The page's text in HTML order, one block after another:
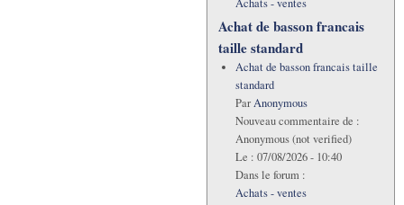
Achats - ventes
Achat de basson francais
taille standard
Achat de basson francais taille
standard
ParAnonymous
Nouveau commentaire de :
Anonymous (not verified)
Le : 07/08/2026 - 10:40
Dans le forum :
Achats - ventes